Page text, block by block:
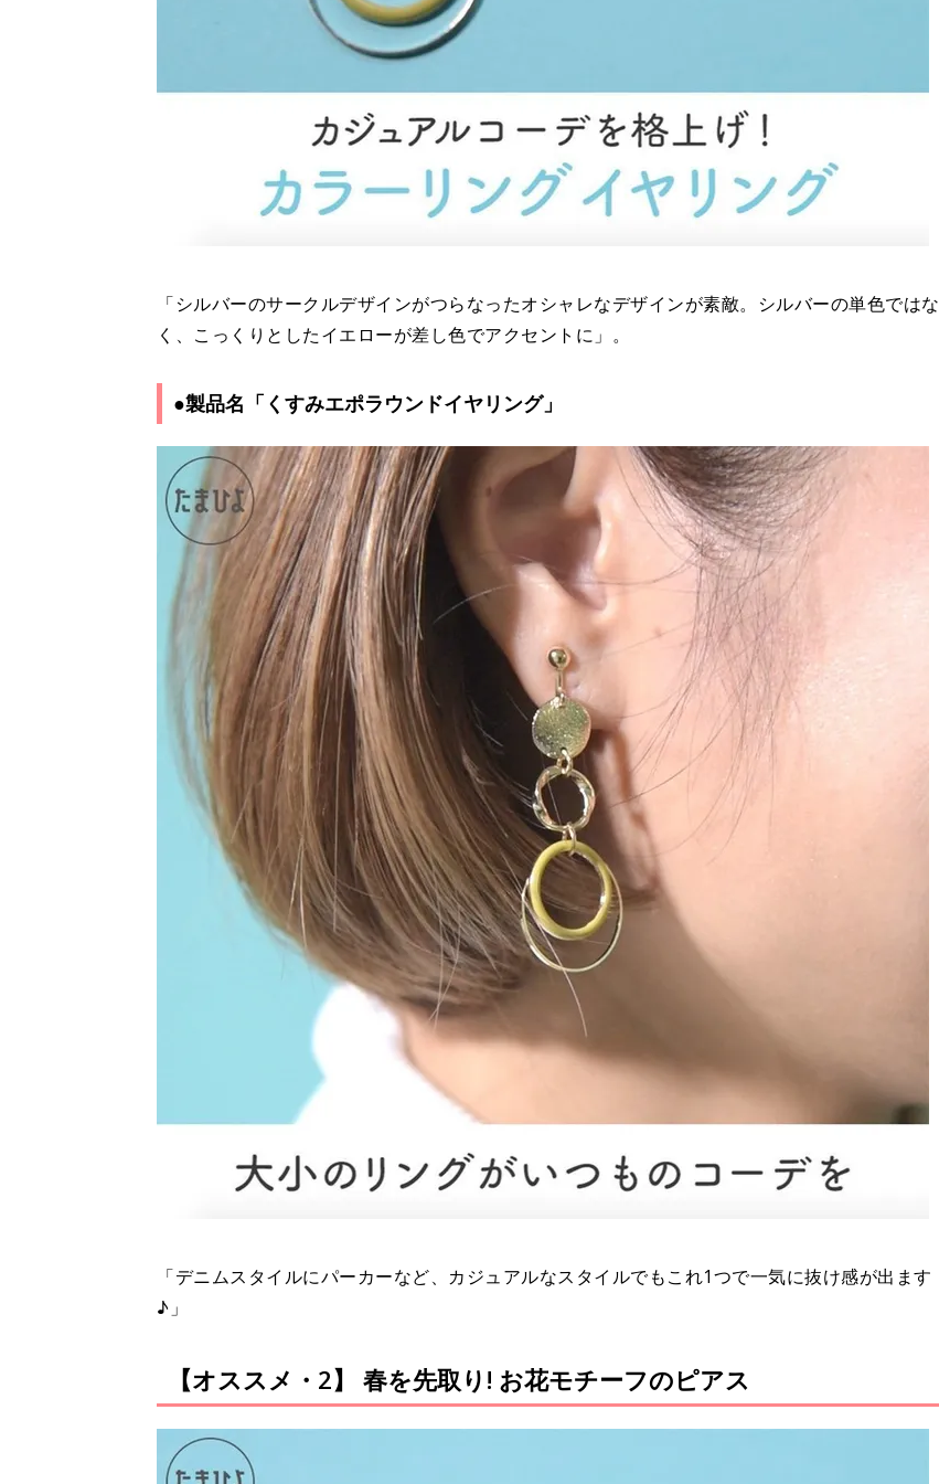
「シルバーのサークルデザインがつらなったオシャレなデザインが素敵。シルバーの単色ではな
く、こっくりとしたイエローが差し色でアクセントに」。
●製品名「くすみエポラウンドイヤリング」
「デニムスタイルにパーカーなど、カジュアルなスタイルでもこれ1つで一気に抜け感が出ます
♪」
【オススメ・2】 春を先取り! お花モチーフのピアス